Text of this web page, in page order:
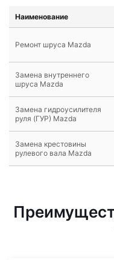
Наименование
Ремонт шруса Mazda
Замена внутреннего
шруса Mazda
Замена гидроусилителя
руля (ГУР) Mazda
Замена крестовины
рулевого вала Mazda